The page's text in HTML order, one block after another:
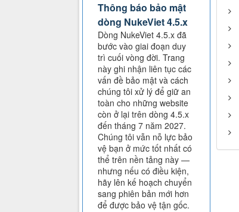
Thông báo bảo mật
dòng NukeViet 4.5.x
Dòng NukeViet 4.5.x đã
bước vào giai đoạn duy
trì cuối vòng đời. Trang
này ghi nhận liên tục các
vấn đề bảo mật và cách
chúng tôi xử lý để giữ an
toàn cho những website
còn ở lại trên dòng 4.5.x
đến tháng 7 năm 2027.
Chúng tôi vẫn nỗ lực bảo
vệ bạn ở mức tốt nhất có
thể trên nền tảng này —
nhưng nếu có điều kiện,
hãy lên kế hoạch chuyển
sang phiên bản mới hơn
để được bảo vệ tận gốc.